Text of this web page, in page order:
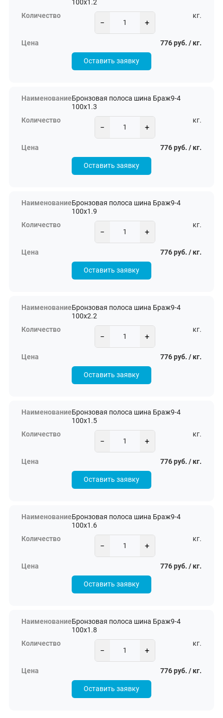
100х1.2
− +
кг.
776 руб. / кг.
Оставить заявку
Бронзовая полоса шина Браж9-4
100х1.3
− +
кг.
776 руб. / кг.
Оставить заявку
Бронзовая полоса шина Браж9-4
100х1.9
− +
кг.
776 руб. / кг.
Оставить заявку
Бронзовая полоса шина Браж9-4
100х2.2
− +
кг.
776 руб. / кг.
Оставить заявку
Бронзовая полоса шина Браж9-4
100х1.5
− +
кг.
776 руб. / кг.
Оставить заявку
Бронзовая полоса шина Браж9-4
100х1.6
− +
кг.
776 руб. / кг.
Оставить заявку
Бронзовая полоса шина Браж9-4
100х1.8
− +
кг.
776 руб. / кг.
Оставить заявку